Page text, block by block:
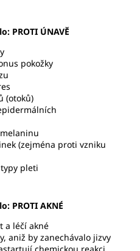
PROTI ÚNAVĚ
pokožky
(otoků)
(zejména proti vzniku
pleti
PROTI AKNÉ
a léčí akné
aniž by zanechávalo jizvy
chemickou reakci,